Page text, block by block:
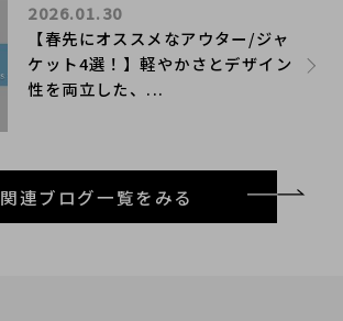
【春先にオススメなアウター/ジャ
ケット4選！】軽やかさとデザイン
性を両立した、...
2026.01.30
関連ブログ一覧をみる